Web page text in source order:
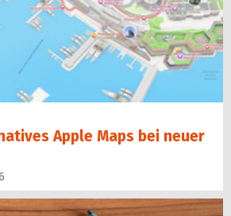
Apple Maps bei neuer